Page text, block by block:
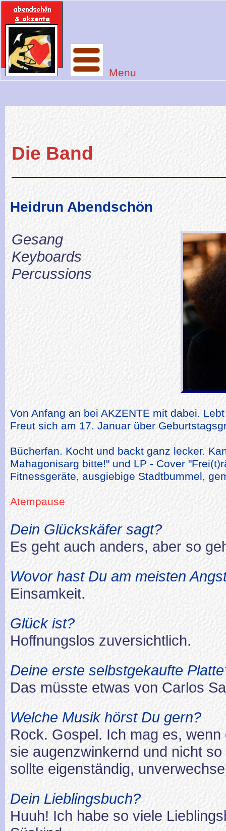
Menu
Die Band
Heidrun Abendschön
Gesang
Keyboards
Percussions
Von Anfang an bei AKZENTE mit dabei.
Freut sich am 17. Januar über
Bücherfan. Kocht und backt ganz lecker.
Mahagonisarg bitte!" und LP - Cover
Fitnessgeräte, ausgiebige Stadtbummel,
Atempause
Dein Glückskäfer sagt?
Es geht auch anders, aber so
Wovor hast Du am meisten
Einsamkeit.
Glück ist?
Hoffnungslos zuversichtlich.
Deine erste selbstgekaufte
Das müsste etwas von Carlos
Welche Musik hörst Du gern?
Rock. Gospel. Ich mag es,
sie augenzwinkernd und nicht
sollte eigenständig,
Dein Lieblingsbuch?
Huuh! Ich habe so viele